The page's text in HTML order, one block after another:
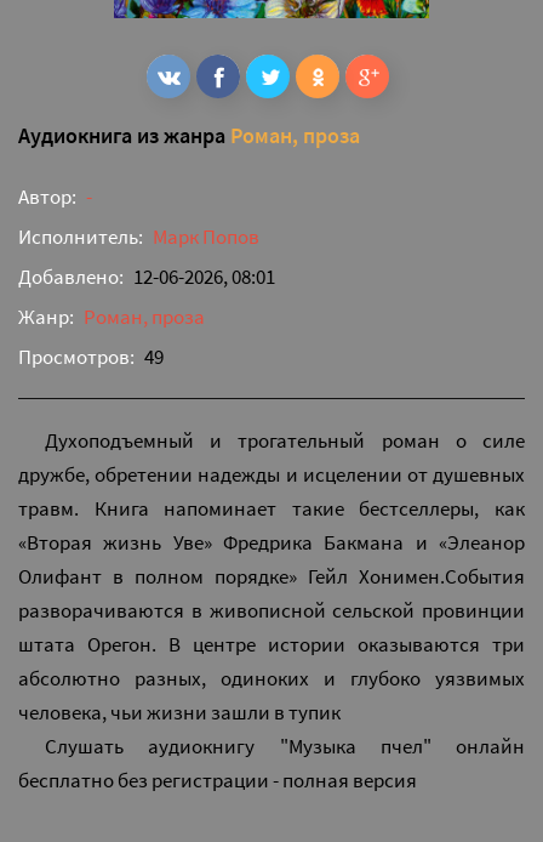
Аудиокнига из жанра Роман, проза
Автор: -
Исполнитель: Марк Попов
Добавлено: 12-06-2026, 08:01
Жанр: Роман, проза
Просмотров: 49
Духоподъемный и трогательный роман о силе
дружбе, обретении надежды и исцелении от душевных
травм. Книга напоминает такие бестселлеры, как
«Вторая жизнь Уве» Фредрика Бакмана и «Элеанор
Олифант в полном порядке» Гейл Хонимен.События
разворачиваются в живописной сельской провинции
штата Орегон. В центре истории оказываются три
абсолютно разных, одиноких и глубоко уязвимых
человека, чьи жизни зашли в тупик
Слушать аудиокнигу "Музыка пчел" онлайн
бесплатно без регистрации - полная версия